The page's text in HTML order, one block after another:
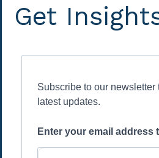
Get
Subscribe to our newsletter
latest updates.
Enter your email address